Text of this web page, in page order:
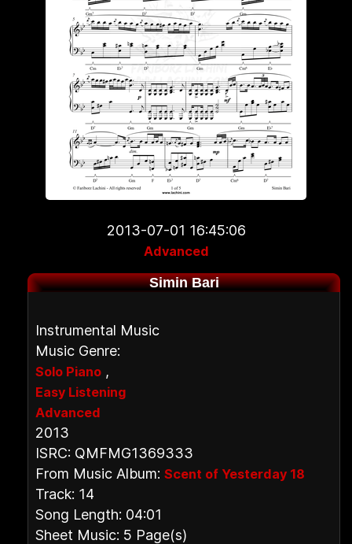
2013-07-01 16:45:06
Advanced
Simin Bari
Instrumental Music
Music Genre:
Solo Piano ,
Easy Listening
Advanced
2013
ISRC: QMFMG1369333
From Music Album: Scent of Yesterday 18
Track: 14
Song Length: 04:01
Sheet Music: 5 Page(s)